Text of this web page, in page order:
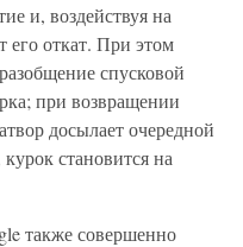
и, воздействуя на
его откат. При этом
спусковой
при возвращении
досылает очередной
становится на
также совершенно